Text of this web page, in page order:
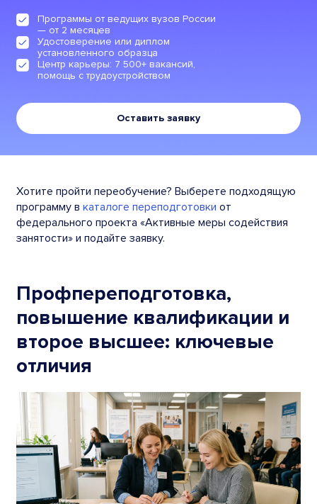
Программы от ведущих вузов России
— от 2 месяцев
Удостоверение или диплом
установленного образца
Центр карьеры: 7 500+ вакансий,
помощь с трудоустройством
Оставить заявку
Хотите пройти переобучение? Выберете подходящую
программу в каталоге переподготовки от
федерального проекта «Активные меры содействия
занятости» и подайте заявку.
Профпереподготовка,
повышение квалификации и
второе высшее: ключевые
отличия